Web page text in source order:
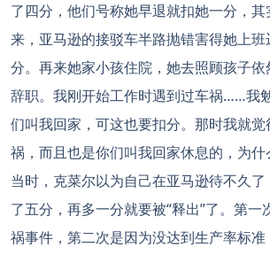
了四分，他们号称她早退就扣她一分，
来，亚马逊的接驳车半路抛错害得她上
分。再来她家小孩住院，她去照顾孩子
辞职。我刚开始工作时遇到过车祸……我
们叫我回家，可这也要扣分。那时我就觉
祸，而且也是你们叫我回家休息的，为什
当时，克菜尔以为自己在亚马逊待不久
了五分，再多一分就要被“释出”了。第一
祸事件，第二次是因为没达到生产率标